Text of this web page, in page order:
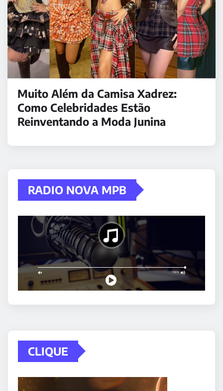
Muito Além da Camisa Xadrez:
Como Celebridades Estão
Reinventando a Moda Junina
RADIO NOVA MPB
CLIQUE